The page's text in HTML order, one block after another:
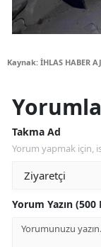
Kaynak: İHLAS HABER
Takma Ad
Yorum yapmak için,
Yorum Yazın